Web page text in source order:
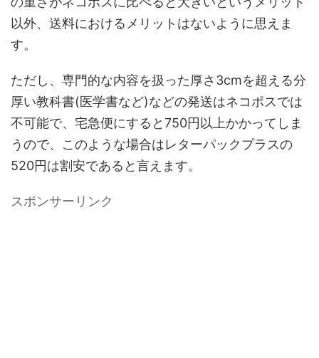
以外、送料におけるメリットはないように思えま
す。
ただし、専門的な内容を扱った厚さ3cmを超える分
厚い教科書(医学書など)などの発送はネコポスでは
不可能で、宅急便にすると750円以上かかってしま
うので、このような場合はレターパックプラスの
520円は割安であると言えます。
スポンサーリンク